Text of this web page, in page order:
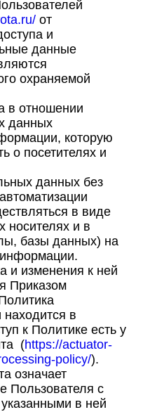
от
и
данные
охраняемой
в отношении
данных
которую
о посетителях и
данных без
в виде
носителях и в
базы данных) на
и изменения к ней
Приказом
в
к Политике есть у
(https://actuator-
policy/).
означает
Пользователя с
в ней